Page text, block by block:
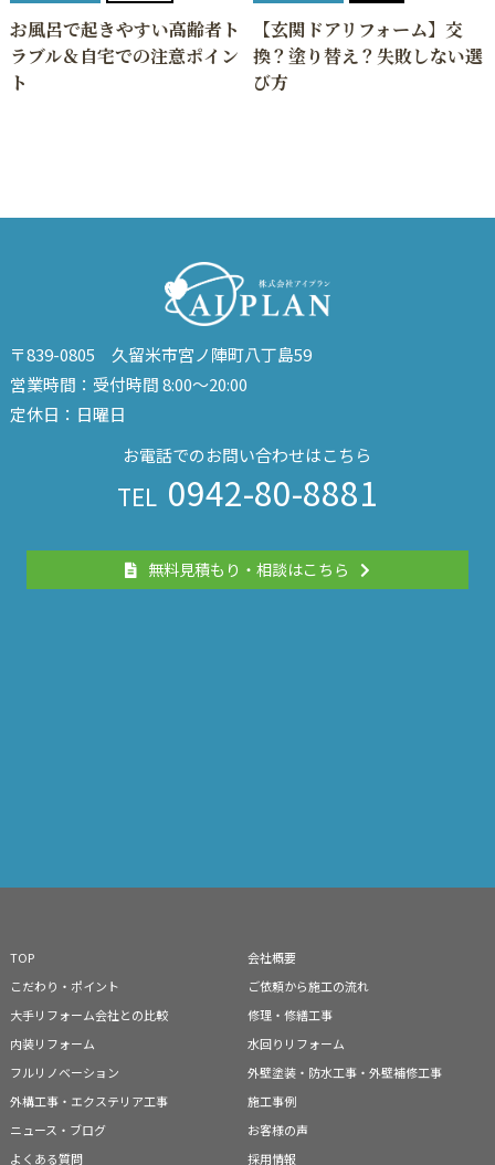
お風呂で起きやすい高齢者ト
ラブル＆自宅での注意ポイン
ト
【玄関ドアリフォーム】交
換？塗り替え？失敗しない選
び方
〒839-0805 久留米市宮ノ陣町八丁島59
営業時間：受付時間 8:00～20:00
定休日：日曜日
お電話でのお問い合わせはこちら
TEL 0942-80-8881
無料見積もり・相談はこちら
TOP
会社概要
こだわり・ポイント
ご依頼から施工の流れ
大手リフォーム会社との比較
修理・修繕工事
内装リフォーム
水回りリフォーム
フルリノベーション
外壁塗装・防水工事・外壁補修工事
外構工事・エクステリア工事
施工事例
ニュース・ブログ
お客様の声
よくある質問
採用情報